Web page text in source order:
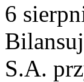
6
S.A.